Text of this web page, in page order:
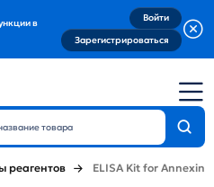
в
Войти
Зарегистрироваться
реагентов ELISA Kit for Annexin